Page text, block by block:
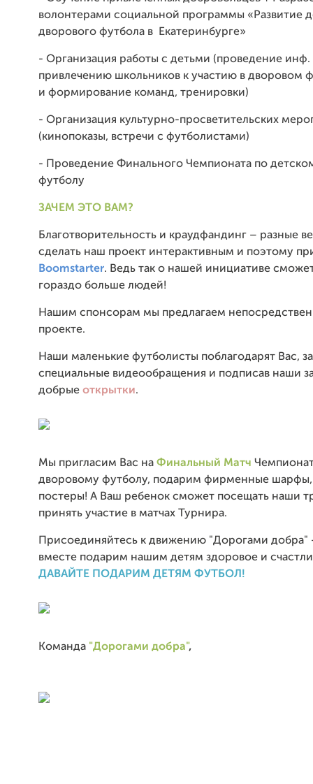
волонтерами социальной программы «Развитие
дворового футбола в Екатеринбурге»
- Организация работы с детьми (проведение
привлечению школьников к участию в дворовом
и формирование команд, тренировки)
- Организация культурно-просветительских
(кинопоказы, встречи с футболистами)
- Проведение Финального Чемпионата по
футболу
ЗАЧЕМ ЭТО ВАМ?
Благотворительность и краудфандинг – разные
сделать наш проект интерактивным и поэтому
Boomstarter. Ведь так о нашей инициативе
гораздо больше людей!
Нашим спонсорам мы предлагаем
проекте.
Наши маленькие футболисты поблагодарят Вас,
специальные видеообращения и подписав наши
добрые открытки.
Мы пригласим Вас на Финальный Матч
дворовому футболу, подарим фирменные шарфы,
постеры! А Ваш ребенок сможет посещать наши
принять участие в матчах Турнира.
Присоединяйтесь к движению "Дорогами добра"
вместе подарим нашим детям здоровое и
ДАВАЙТЕ ПОДАРИМ ДЕТЯМ ФУТБОЛ!
Команда "Дорогами добра",